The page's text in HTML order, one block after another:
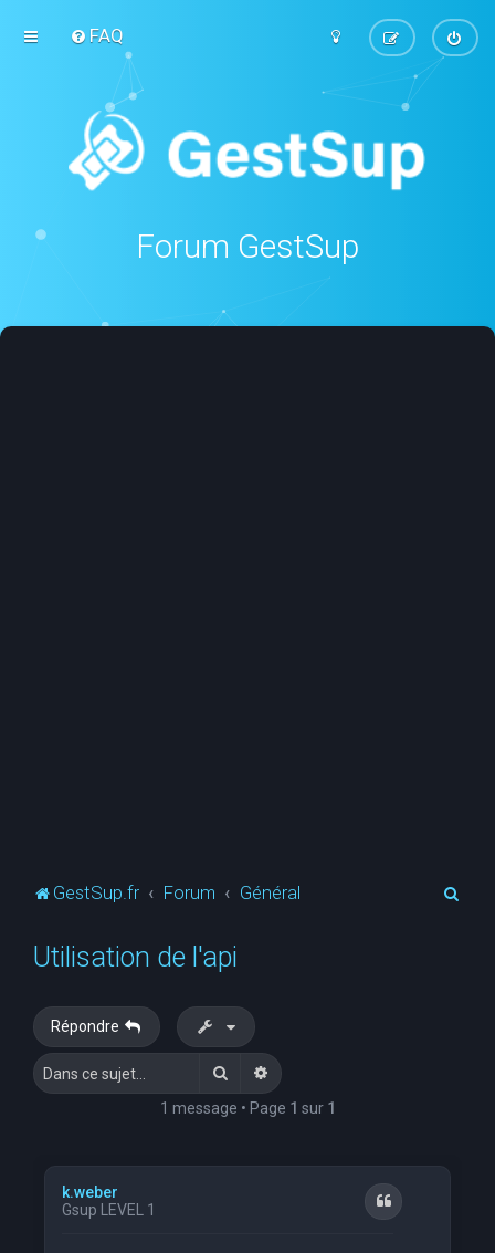
FAQ
Forum GestSup
GestSup.fr Forum Général
Utilisation de l'api
Répondre
RechercherRecherche avancée
1 message • Page 1 sur 1
k.weber
Gsup LEVEL 1
Citation